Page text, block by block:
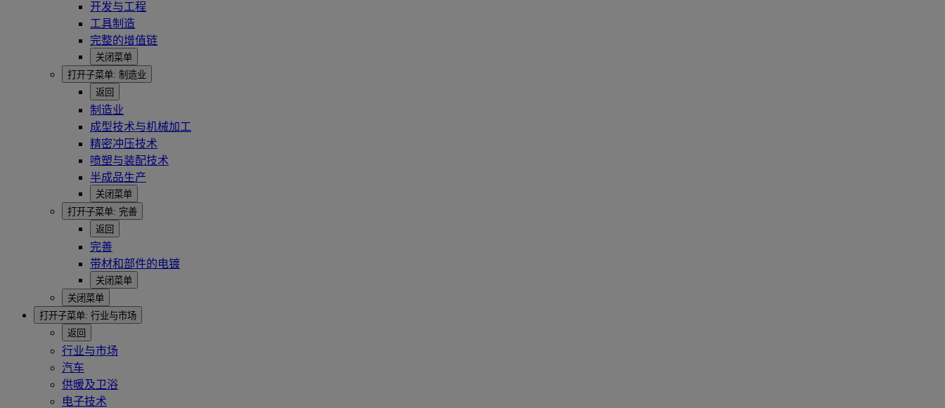
开发与工程
工具制造
完整的增值链
关闭菜单
打开子菜单: 制造业
返回
制造业
成型技术与机械加工
精密冲压技术
喷塑与装配技术
半成品生产
关闭菜单
打开子菜单: 完善
返回
完善
带材和部件的电镀
关闭菜单
关闭菜单
打开子菜单: 行业与市场
返回
行业与市场
汽车
供暖及卫浴
电子技术